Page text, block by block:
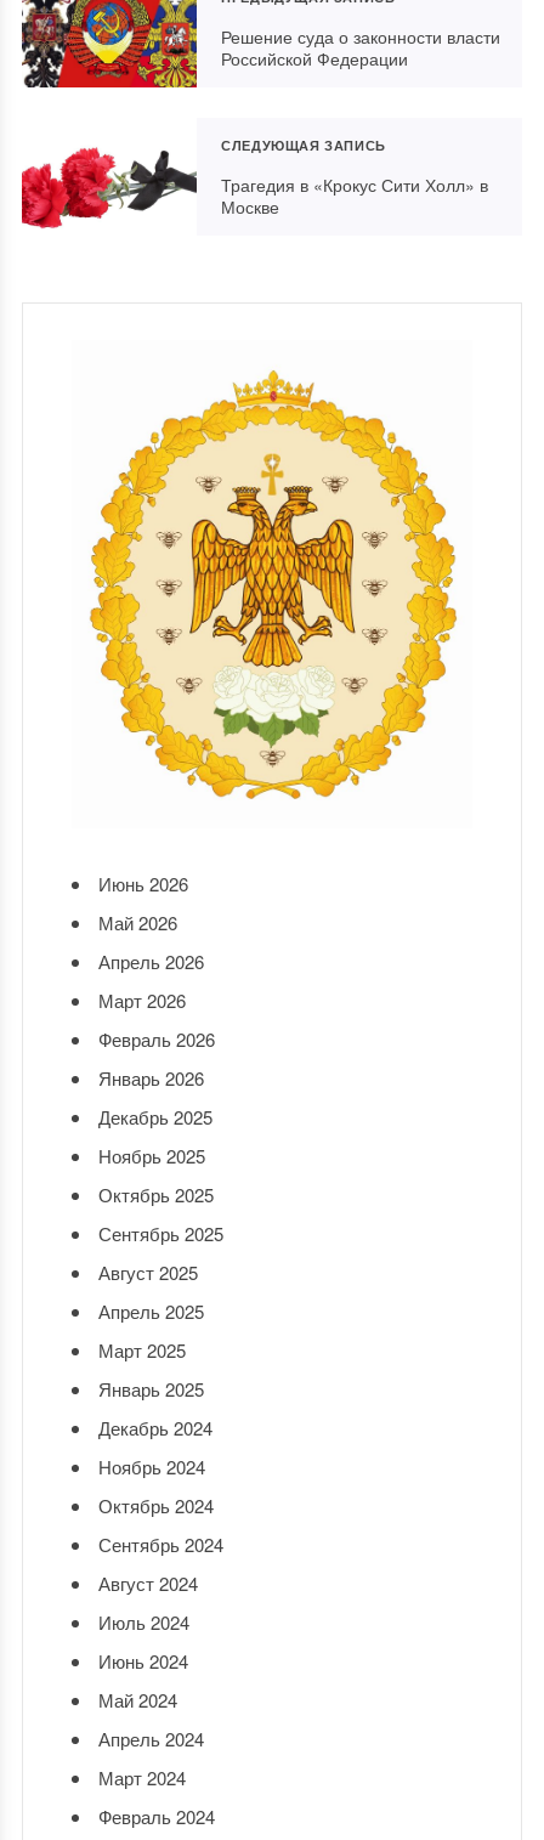
Решение суда о законности власти
Российской Федерации
СЛЕДУЮЩАЯ ЗАПИСЬ
Трагедия в «Крокус Сити Холл» в
Москве
Июнь 2026
Май 2026
Апрель 2026
Март 2026
Февраль 2026
Январь 2026
Декабрь 2025
Ноябрь 2025
Октябрь 2025
Сентябрь 2025
Август 2025
Апрель 2025
Март 2025
Январь 2025
Декабрь 2024
Ноябрь 2024
Октябрь 2024
Сентябрь 2024
Август 2024
Июль 2024
Июнь 2024
Май 2024
Апрель 2024
Март 2024
Февраль 2024